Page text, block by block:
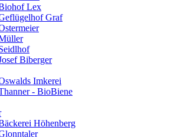
Lex
Graf
Biberger
Imkerei
- BioBiene
Höhenberg